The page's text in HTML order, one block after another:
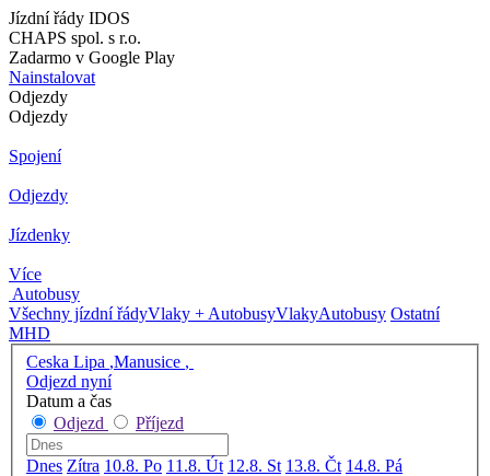
Jízdní řády IDOS
CHAPS spol. s r.o.
Zadarmo v Google Play
Nainstalovat
Odjezdy
Odjezdy
Spojení
Odjezdy
Jízdenky
Více
Autobusy
Všechny jízdní řádyVlaky + AutobusyVlakyAutobusy Ostatní
MHD
Ceska Lipa ,Manusice ,
Odjezd nyní
Datum a čas
Odjezd
Příjezd
Dnes Zítra 10.8. Po 11.8. Út 12.8. St 13.8. Čt 14.8. Pá